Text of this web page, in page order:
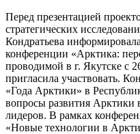
Перед презентацией
стратегических
Кондратьева
конференции «Арктика:
проводимой в г. Якутске с
пригласила участвовать.
«Года Арктики» в
вопросы развития Арктики
лидеров. В рамках
«Новые технологии в